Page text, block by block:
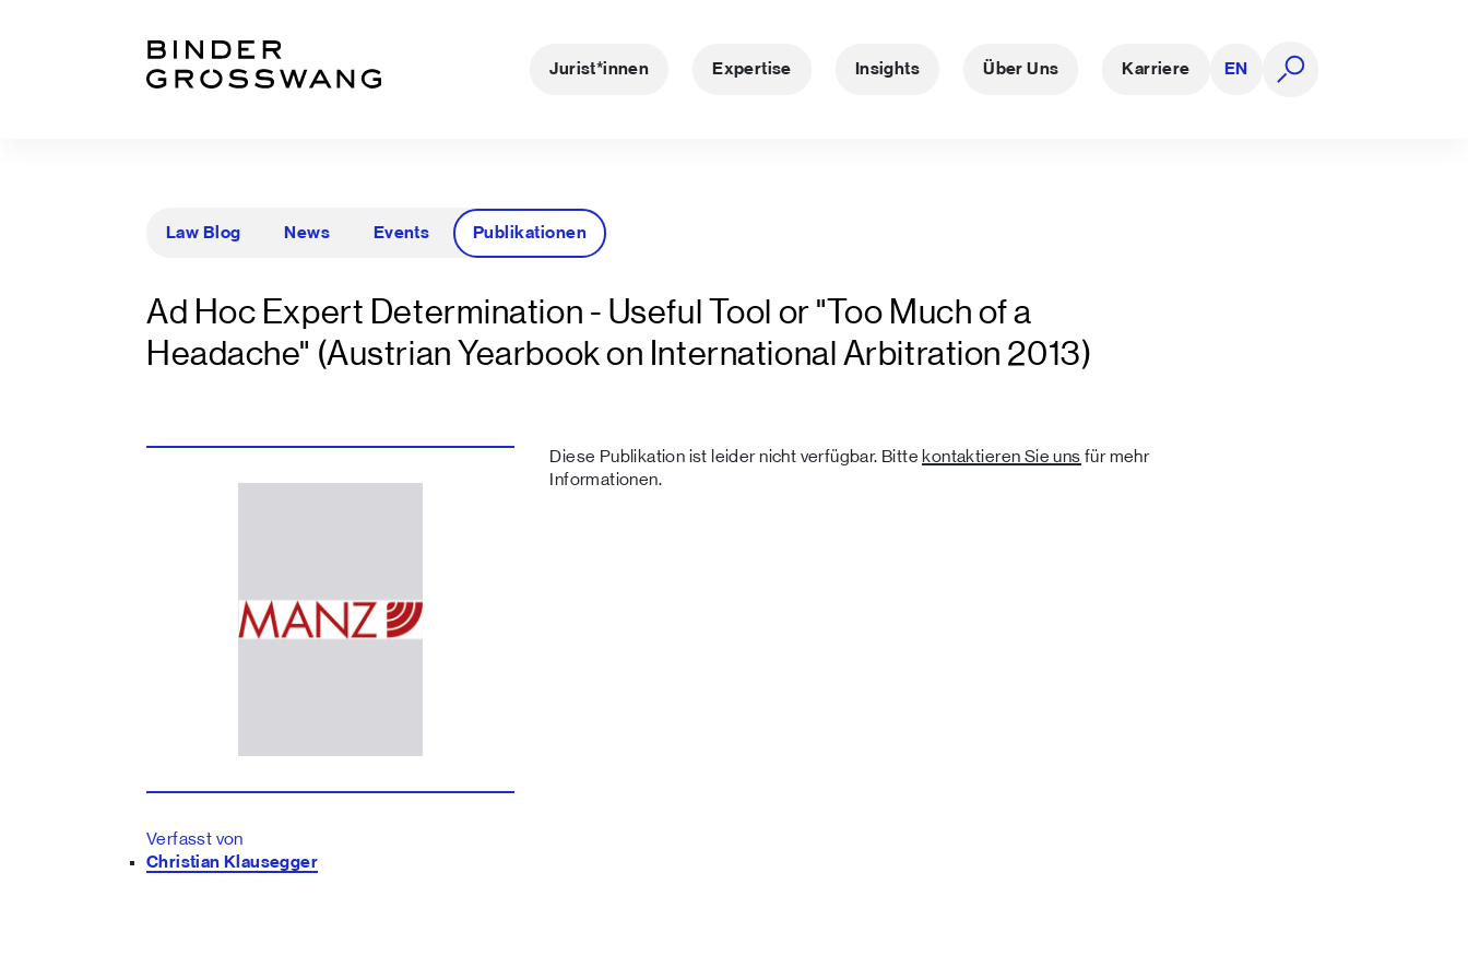
Jurist*innen Expertise Insights Über Uns Karriere EN
Law Blog News Events Publikationen
Ad Hoc Expert Determination - Useful Tool or "Too Much of a
Headache" (Austrian Yearbook on International Arbitration 2013)
Verfasst von
Christian Klausegger
Diese Publikation ist leider nicht verfügbar. Bitte kontaktieren Sie uns für mehr
Informationen.